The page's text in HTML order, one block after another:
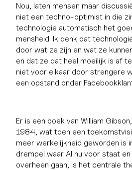
Nou, laten mensen maar
niet een techno-optimist in die
technologie automatisch het
mensheid. Ik denk dat
door wat ze zijn en wat ze
en dat ze dat heel moeilijk is af
niet voor elkaar door strengere
een opstand onder
Er is een boek van William Gibson,
1984, wat toen een
meer werkelijkheid geworden is
drempel waar AI nu voor staat
overheen gaan, is het centrale